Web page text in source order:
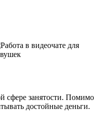
сфере занятости. Помимо
достойные деньги.